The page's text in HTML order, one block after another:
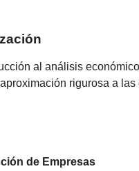
al análisis
rigurosa a
de Empresas